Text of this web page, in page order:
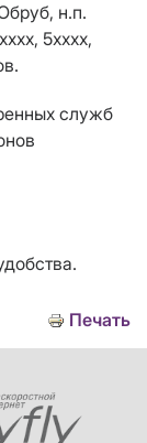
н.п.
xxxx, 5xxxx,
служб
Печать